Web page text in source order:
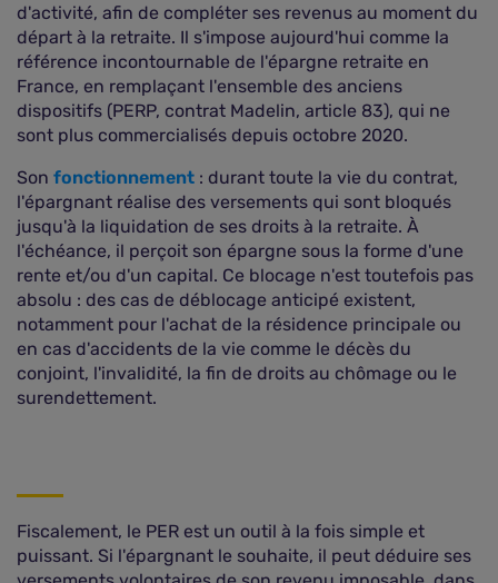
d'activité, afin de compléter ses revenus au moment du
départ à la retraite. Il s'impose aujourd'hui comme la
référence incontournable de l'épargne retraite en
France, en remplaçant l'ensemble des anciens
dispositifs (PERP, contrat Madelin, article 83), qui ne
sont plus commercialisés depuis octobre 2020.
Son fonctionnement : durant toute la vie du contrat,
l'épargnant réalise des versements qui sont bloqués
jusqu'à la liquidation de ses droits à la retraite. À
l'échéance, il perçoit son épargne sous la forme d'une
rente et/ou d'un capital. Ce blocage n'est toutefois pas
absolu : des cas de déblocage anticipé existent,
notamment pour l'achat de la résidence principale ou
en cas d'accidents de la vie comme le décès du
conjoint, l'invalidité, la fin de droits au chômage ou le
surendettement.
Fiscalement, le PER est un outil à la fois simple et
puissant. Si l'épargnant le souhaite, il peut déduire ses